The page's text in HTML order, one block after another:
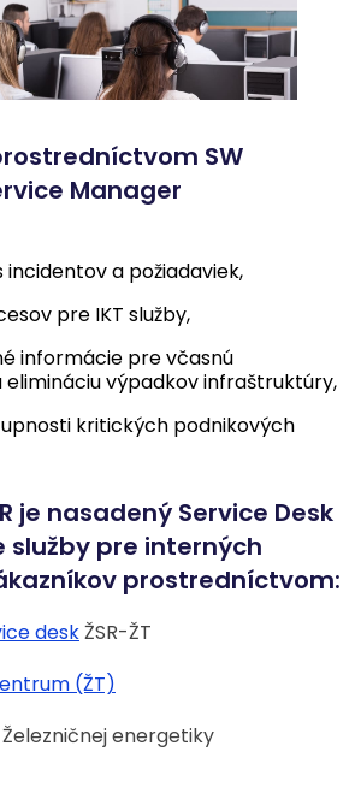
SW
Manager
incidentov a požiadaviek,
pre IKT služby,
informácie pre včasnú
elimináciu výpadkov infraštruktúry,
kritických podnikových
je nasadený Service Desk
služby pre interných
prostredníctvom:
deskŽSR-ŽT
(ŽT)
energetiky